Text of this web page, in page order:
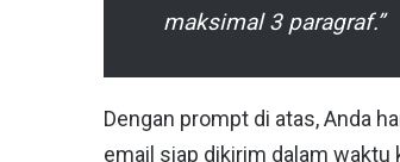
maksimal 3 paragraf.”
Dengan prompt di atas, Anda
email siap dikirim dalam waktu